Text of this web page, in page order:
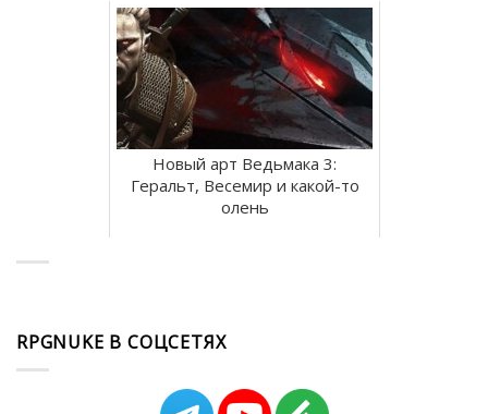
Новый арт Ведьмака 3:
Геральт, Весемир и какой-то
олень
RPGNUKE В СОЦСЕТЯХ